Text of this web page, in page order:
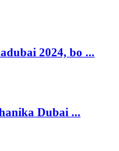
2024, bo ...
Dubai ...